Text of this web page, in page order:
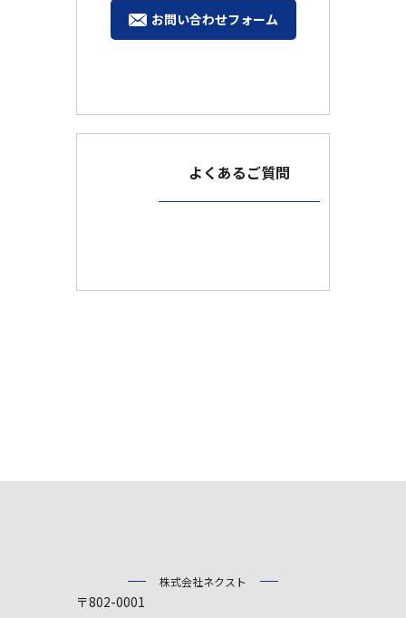
お問い合わせフォーム
よくあるご質問
株式会社ネクスト
〒802-0001